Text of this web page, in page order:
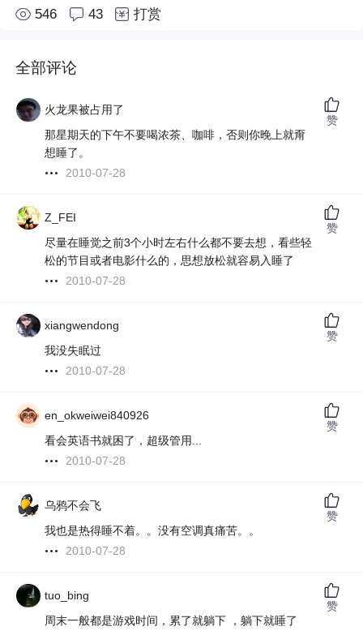
546 43 打赏
全部评论
火龙果被占用了
那星期天的下午不要喝浓茶、咖啡，否则你晚上就甭
想睡了。
2010-07-28
赞
Z_FEI
尽量在睡觉之前3个小时左右什么都不要去想，看些轻
松的节目或者电影什么的，思想放松就容易入睡了
2010-07-28
赞
xiangwendong
我没失眠过
2010-07-28
赞
en_okweiwei840926
看会英语书就困了，超级管用...
2010-07-28
赞
乌鸦不会飞
我也是热得睡不着。。没有空调真痛苦。。
2010-07-28
赞
tuo_bing
周末一般都是游戏时间，累了就躺下 ，躺下就睡了
赞